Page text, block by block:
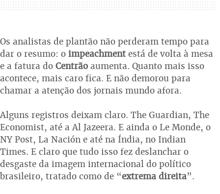
Os analistas de plantão não perderam tempo para
dar o resumo: o impeachmentestá de volta à mesa
e a fatura do Centrão aumenta. Quanto mais isso
acontece, mais caro fica. E não demorou para
chamar a atenção dos jornais mundo afora.
Alguns registros deixam claro. The Guardian, The
Economist, até a Al Jazeera. E ainda o Le Monde, o
NY Post, La Nación e até na Índia, no Indian
Times. E claro que tudo isso fez deslanchar o
desgaste da imagem internacional do político
brasileiro, tratado como de “extrema direita”.